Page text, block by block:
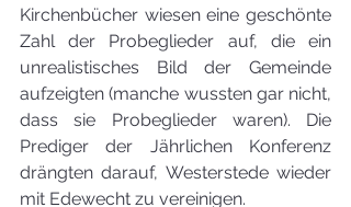
Kirchenbücher wiesen eine geschönte
Zahl der Probeglieder auf, die ein
unrealistisches Bild der Gemeinde
aufzeigten (manche wussten gar nicht,
dass sie Probeglieder waren). Die
Prediger der Jährlichen Konferenz
drängten darauf, Westerstede wieder
mit Edewecht zu vereinigen.